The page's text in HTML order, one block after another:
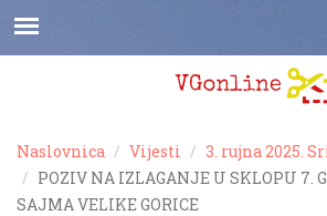
Naslovnica Vijesti
3. rujna 2025.
POZIV NA IZLAGANJE U SKLOPU 7.
SAJMA VELIKE GORICE